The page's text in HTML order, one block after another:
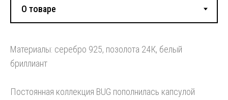
Материалы: серебро 925, позолота 24К, белый
бриллиант
Постоянная коллекция BUG пополнилась капсулой
Смотрите также: